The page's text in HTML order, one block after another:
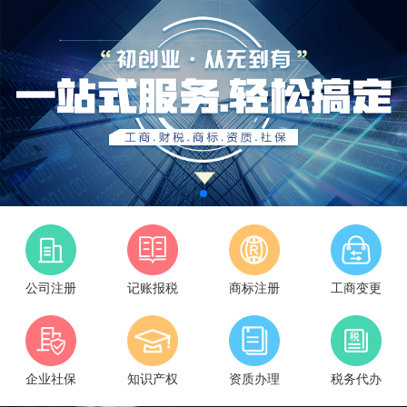
公司注册 记账报税 商标注册 工商变更
企业社保 知识产权 资质办理 税务代办